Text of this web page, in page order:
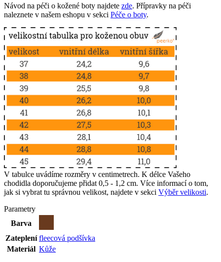
Návod na péči o kožené boty najdete zde. Přípravky na péči
naleznete v našem eshopu v sekci Péče o boty.
V tabulce uvádíme rozměry v centimetrech. K délce Vašeho
chodidla doporučujeme přidat 0,5 - 1,2 cm. Více informací o tom,
jak si vybrat tu správnou velikost, najdete v sekci Výběr velikosti.
Parametry
Barva
Zateplení fleecová podšívka
Materiál Kůže